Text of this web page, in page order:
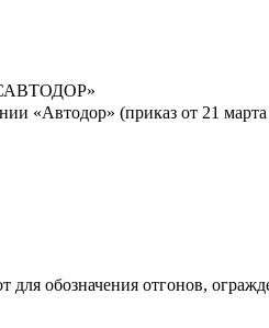
«Автодор» (приказ от 21
обозначения отгонов,